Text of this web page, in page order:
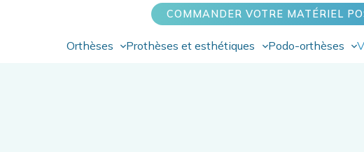
COMMANDER VOTRE MATÉRIEL
Orthèses Prothèses et esthétiques Podo-orthèses